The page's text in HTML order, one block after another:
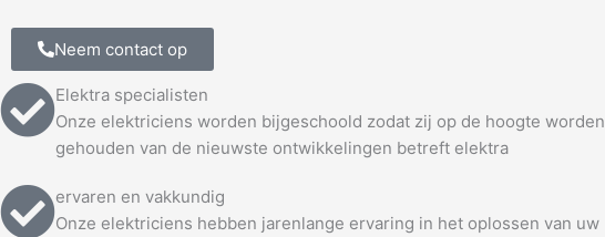
Neem contact op
Elektra specialisten
Onze elektriciens worden bijgeschoold zodat zij op de hoogte worden
gehouden van de nieuwste ontwikkelingen betreft elektra
ervaren en vakkundig
Onze elektriciens hebben jarenlange ervaring in het oplossen van uw